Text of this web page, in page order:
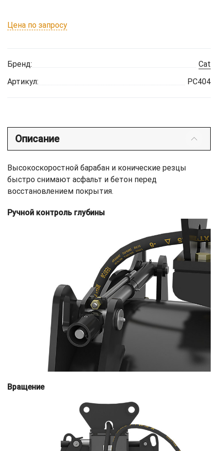
Цена по запросу
Бренд:
Cat
Артикул:
PC404
Описание
Высокоскоростной барабан и конические резцы
быстро снимают асфальт и бетон перед
восстановлением покрытия.
Ручной контроль глубины
Вращение